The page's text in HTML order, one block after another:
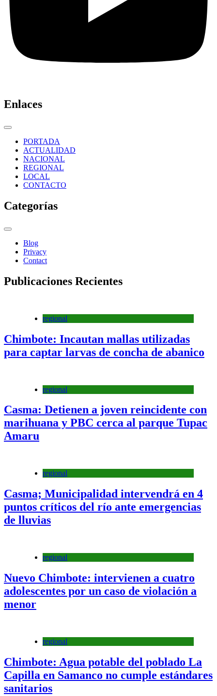
Enlaces
PORTADA
ACTUALIDAD
NACIONAL
REGIONAL
LOCAL
CONTACTO
Categorías
Blog
Privacy
Contact
Publicaciones Recientes
regional
Chimbote: Incautan mallas utilizadas
para captar larvas de concha de abanico
regional
Casma: Detienen a joven reincidente con
marihuana y PBC cerca al parque Tupac
Amaru
regional
Casma; Municipalidad intervendrá en 4
puntos críticos del río ante emergencias
de lluvias
regional
Nuevo Chimbote: intervienen a cuatro
adolescentes por un caso de violación a
menor
regional
Chimbote: Agua potable del poblado La
Capilla en Samanco no cumple estándares
sanitarios